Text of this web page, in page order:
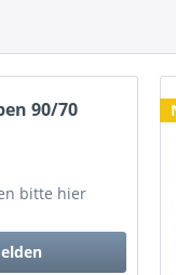
90/70
bitte hier